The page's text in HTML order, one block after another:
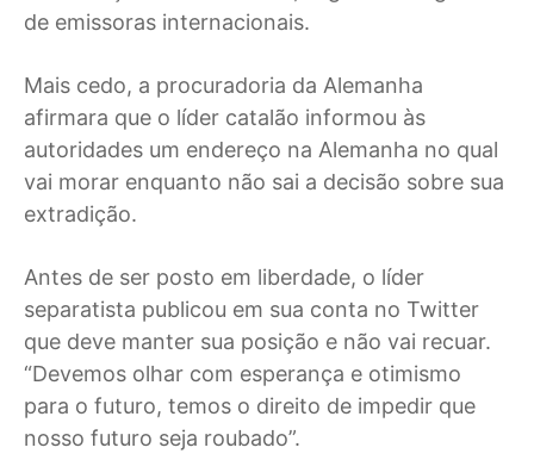
de emissoras internacionais.
Mais cedo, a procuradoria da Alemanha
afirmara que o líder catalão informou às
autoridades um endereço na Alemanha no qual
vai morar enquanto não sai a decisão sobre sua
extradição.
Antes de ser posto em liberdade, o líder
separatista publicou em sua conta no Twitter
que deve manter sua posição e não vai recuar.
“Devemos olhar com esperança e otimismo
para o futuro, temos o direito de impedir que
nosso futuro seja roubado”.